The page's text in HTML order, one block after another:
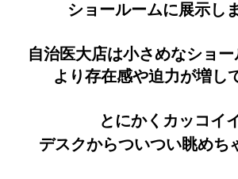
ショールームに展示し
自治医大店は小さめなショ
より存在感や迫力が増し
とにかくカッコイ
デスクからついつい眺めち